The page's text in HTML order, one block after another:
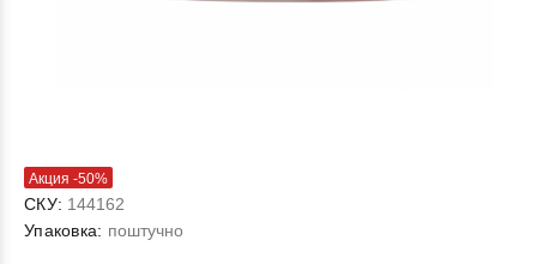
Акция -50%
СКУ: 144162
Упаковка: поштучно